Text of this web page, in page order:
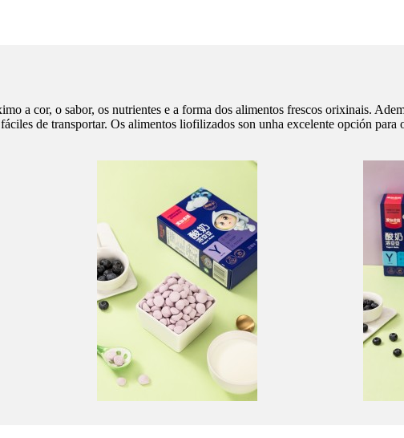
a cor, o sabor, os nutrientes e a forma dos alimentos frescos orixinais.
de transportar. Os alimentos liofilizados son unha excelente opción